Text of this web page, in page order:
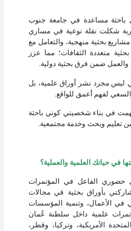
باحثة مساعدة في جامعة جنوب
تجربة شكلت نقلة نوعية في مساري
بحثية منهجية، والتعامل مع
متعددة الثقافات؛ مما عزز
والعمل ضمن فرق بحثية دولية.
ليس مجرد نشر أوراق علمية، بل
لفهم أعمق للواقع.
في بناء شخصيتي كوني باحثة
من تعليم وبحث وخدمة مجتمعية.
حضوري الفاعل في المؤتمرات
بأوراق بحثية في مجالات
في الأعمال، وتنمية المؤسسات
علمية داخل سلطنة عُمان
الأمريكية، وتركيا، وقطر،